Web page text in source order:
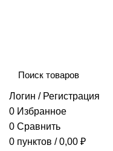
Логин / Регистрация
0 Избранное
0 Сравнить
0 пунктов / 0,00 ₽